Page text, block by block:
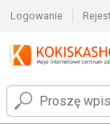
Logowanie